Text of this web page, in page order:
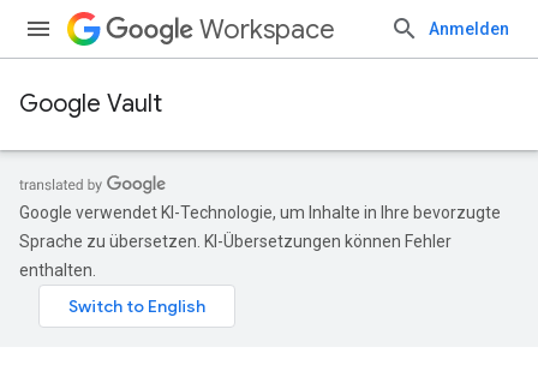
Workspace Anmelden
Google Vault
Google verwendet KI-Technologie, um Inhalte in Ihre bevorzugte
Sprache zu übersetzen. KI-Übersetzungen können Fehler
enthalten.